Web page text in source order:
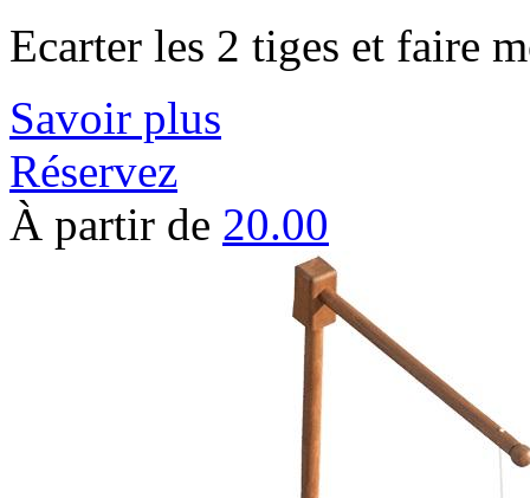
Ecarter les 2 tiges et faire
Savoir plus
Réservez
À partir de 20.00